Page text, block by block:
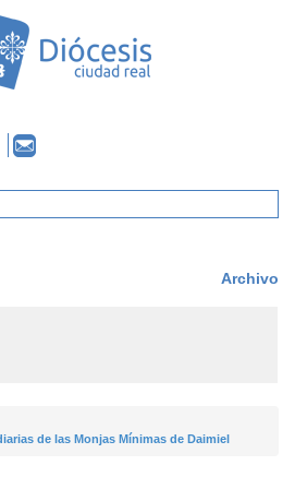
Archivo
de las Monjas Mínimas de Daimiel